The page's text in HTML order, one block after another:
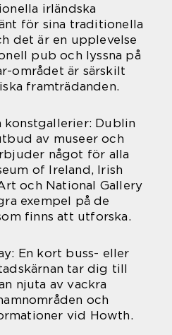
irländska
för sina traditionella
det är en upplevelse
pub och lyssna på
området är särskilt
framträdanden.
konstgallerier: Dublin
av museer och
något för alla
of Ireland, Irish
och National Gallery
exempel på de
finns att utforska.
En kort buss- eller
tar dig till
njuta av vackra
och
vid Howth.